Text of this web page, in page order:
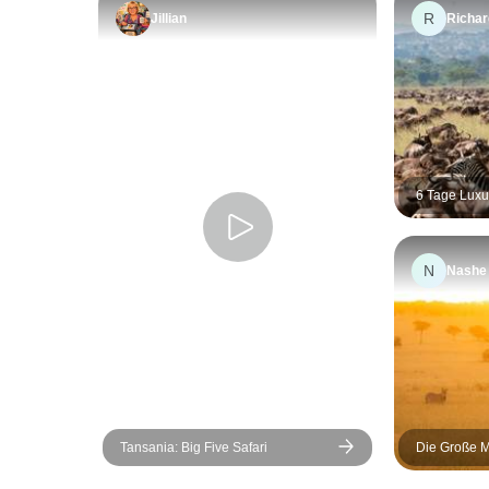
Jillian
Tansania: Big Five Safari
R
6 Tage
N Nashe
Die Große
Kenia &